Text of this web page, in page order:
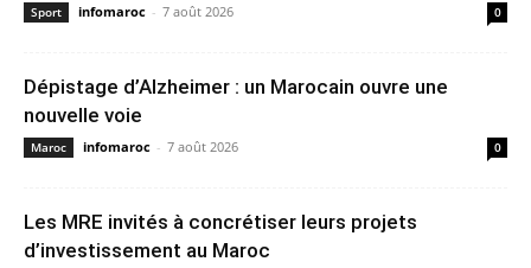
Sport infomaroc - 7 août 2026 0
Dépistage d’Alzheimer : un Marocain ouvre une
nouvelle voie
Maroc infomaroc - 7 août 2026 0
Les MRE invités à concrétiser leurs projets
d’investissement au Maroc